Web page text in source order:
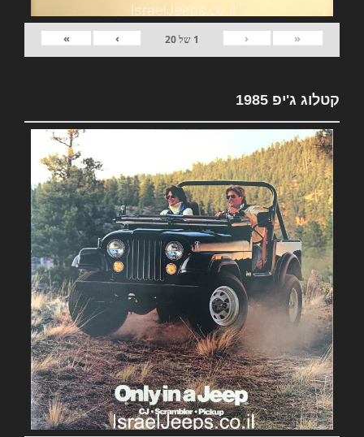
«
‹
1 של20
›
»
קטלוג ג'יפ 1985